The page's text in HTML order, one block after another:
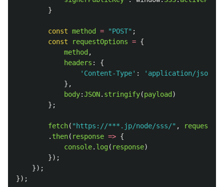
}
const method = "POST" ;
const
requestOptions = {
method ,
headers :
{
' Content-Type' : ' application/json
},
body:JSON. stringify(payload )
};
fetch( " https://***.jp/node/sss/" ,
. then( response => {
console. log( response)
});
});
});